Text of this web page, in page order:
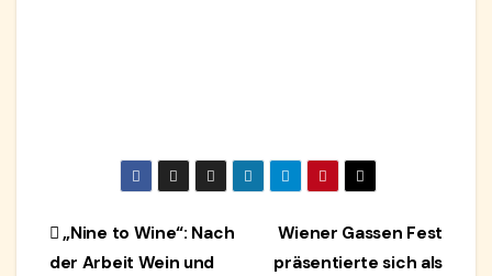
BeitragsnavigationWiener Gassen Fest
präsentierte sich als
„Nine to Wine“: Nach
der Arbeit Wein und